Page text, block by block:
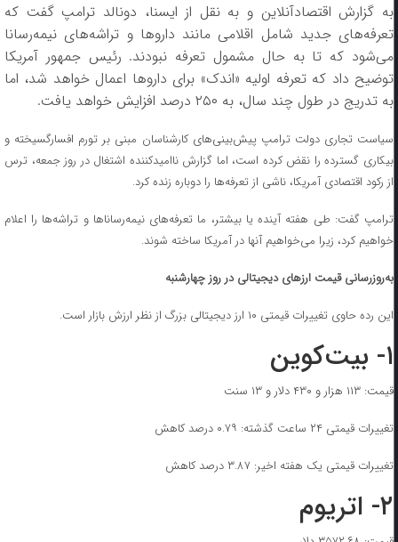
به گزارش اقتصادآنلاین و به نقل از ایسنا، دونالد ترامپ گفت که
تعرفه‌های جدید شامل اقلامی مانند دارو‌ها و تراشه‌های نیمه‌رسانا
می‌شود که تا به حال مشمول تعرفه نبودند. رئیس جمهور آمریکا
توضیح داد که تعرفه اولیه «اندک» برای دارو‌ها اعمال خواهد شد، اما
به تدریج در طول چند سال، به ۲۵۰ درصد افزایش خواهد یافت.
سیاست تجاری دولت ترامپ پیش‌بینی‌های کارشناسان مبنی بر تورم افسارگسیخته و
بیکاری گسترده را نقض کرده است، اما گزارش ناامیدکننده اشتغال در روز جمعه، ترس
از رکود اقتصادی آمریکا، ناشی از تعرفه‌ها را دوباره زنده کرد.
ترامپ گفت: طی هفته آینده یا بیشتر، ما تعرفه‌های نیمه‌رسانا‌ها و تراشه‌ها را اعلام
خواهیم کرد، زیرا می‌خواهیم آنها در آمریکا ساخته شوند.
به‌روزرسانی قیمت ارز‌های دیجیتالی در روز چهارشنبه
این رده حاوی تغییرات قیمتی ۱۰ ارز دیجیتالی بزرگ از نظر ارزش بازار است.
۱- بیت‌کوین
قیمت: ۱۱۳ هزار و ۴۳۰ دلار و ۱۳ سنت
تغییرات قیمتی ۲۴ ساعت گذشته: ۰.۷۹ درصد کاهش
تغییرات قیمتی یک هفته اخیر: ۳.۸۷ درصد کاهش
۲- اتریوم